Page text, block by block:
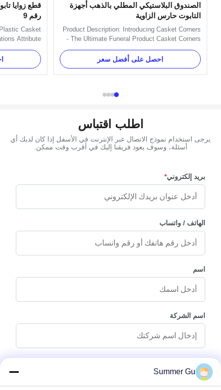
الصندوق البلاستيكي المطلي بالذهب أجهزة
التابوت حارس الزاوية
Product Description: Introducing Casket Corners
- The Ultimate Funeral Product Casket Corners
provide an easy and stylish way to decorate your
casket with a beautiful, timeless look. Our
product is perfect for any funeral home, large or
small. Manufactured by a leading large funeral
احصل على أفضل سعر
قطع زوايا
رقم 9
Casket
Attribute
Color
market
China
Type Casket
اطلب اقتباس
يرجى استخدام نموذج الاتصال عبر الإنترنت في الأسفل إذا كان لديك أي
أسئلة، وسوف يعود فريقنا إليك في أقرب وقت ممكن.
بريد إلكتروني*
الهاتف / واتساب
اسم
اسم الشركة
رسالة استفسار
Summer Gu